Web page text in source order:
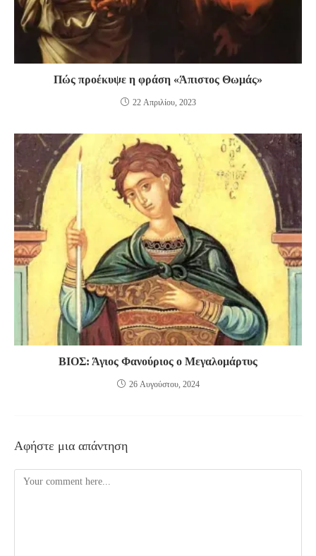
Πώς προέκυψε η φράση «Άπιστος Θωμάς»
22 Απριλίου, 2023
ΒΙΟΣ: Άγιος Φανούριος ο Μεγαλομάρτυς
26 Αυγούστου, 2024
Αφήστε μια απάντηση
Comment